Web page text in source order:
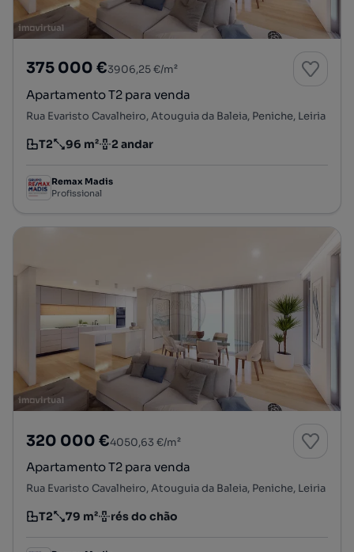
375 000 €3906,25 €/m²
Apartamento T2 para venda
Rua Evaristo Cavalheiro, Atouguia da Baleia, Peniche, Leiria
Tipologia
T2
Preço por metro quadrado
96 m²
Andar 2 andar
Remax Madis
Profissional
320 000 €4050,63 €/m²
Apartamento T2 para venda
Rua Evaristo Cavalheiro, Atouguia da Baleia, Peniche, Leiria
Tipologia
T2
Preço por metro quadrado
79 m²
Andar rés do chão